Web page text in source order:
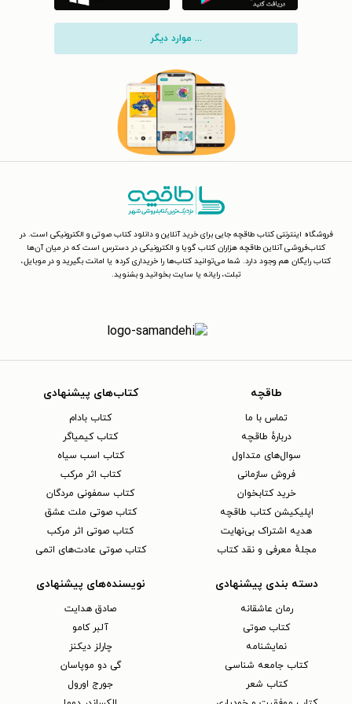
... موارد دیگر
فروشگاه اینترنتی کتاب طاقچه جایی برای خرید آنلاین و دانلود کتاب صوتی و الکترونیکی است. در
کتاب‌فروشی آنلاین طاقچه هزاران کتاب گویا و الکترونیکی در دسترس است که در میان آن‌ها
کتاب رایگان هم وجود دارد. شما می‌توانید کتاب‌ها را خریداری کرده یا امانت بگیرید و در موبایل،
تبلت، رایانه یا سایت بخوانید و بشنوید.
طاقچه
تماس با ما
دربارهٔ طاقچه
سوال‌های متداول
فروش سازمانی
خرید کتابخوان
اپلیکیشن کتاب طاقچه
هدیه اشتراک بی‌نهایت
مجلهٔ معرفی و نقد کتاب
کتاب‌های پیشنهادی
کتاب بادام
کتاب کیمیاگر
کتاب اسب سیاه
کتاب اثر مرکب
کتاب سمفونی مردگان
کتاب صوتی ملت عشق
کتاب صوتی اثر مرکب
کتاب صوتی عادت‌های اتمی
دسته بندی پیشنهادی
رمان عاشقانه
کتاب‌ صوتی
نمایشنامه
کتاب جامعه شناسی
کتاب شعر
نویسنده‌های پیشنهادی
صادق هدایت
آلبر کامو
چارلز دیکنز
گی دو موپاسان
جورج اورول